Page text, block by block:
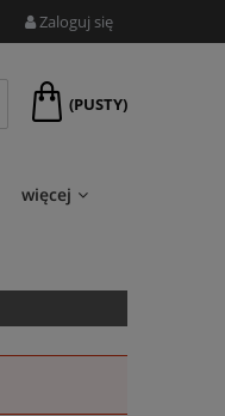
Zaloguj się
(PUSTY)
więcej